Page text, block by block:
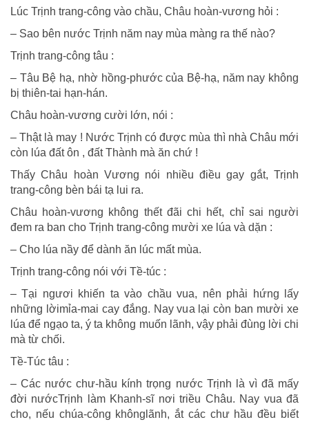
Lúc Trịnh trang-công vào chầu, Châu hoàn-vương hỏi :
– Sao bên nước Trịnh năm nay mùa màng ra thế nào?
Trịnh trang-công tâu :
– Tâu Bệ hạ, nhờ hồng-phước của Bệ-hạ, năm nay không
bị thiên-tai hạn-hán.
Châu hoàn-vương cười lớn, nói :
– Thật là may ! Nước Trịnh có được mùa thì nhà Châu mới
còn lúa đất ôn , đất Thành mà ăn chứ !
Thấy Châu hoàn Vương nói nhiều điều gay gắt, Trịnh
trang-công bèn bái tạ lui ra.
Châu hoàn-vương không thết đãi chi hết, chỉ sai người
đem ra ban cho Trịnh trang-công mười xe lúa và dặn :
– Cho lúa nầy để dành ăn lúc mất mùa.
Trịnh trang-công nói với Tề-túc :
– Tại ngươi khiến ta vào chầu vua, nên phải hứng lấy
những lờimỉa-mai cay đắng. Nay vua lại còn ban mười xe
lúa để ngạo ta, ý ta không muốn lãnh, vậy phải đùng lời chi
mà từ chối.
Tề-Túc tâu :
– Các nước chư-hầu kính trọng nước Trịnh là vì đã mấy
đời nướcTrịnh làm Khanh-sĩ nơi triều Châu. Nay vua đã
cho, nếu chúa-công khônglãnh, ắt các chư hầu đều biết